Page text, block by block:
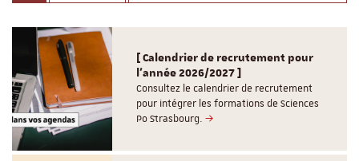
[ Calendrier de recrutement pour
l'année 2026/2027 ]
Consultez le calendrier de recrutement
pour intégrer les formations de Sciences
Po Strasbourg.